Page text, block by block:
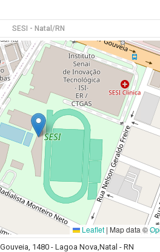
SESI - Natal/RN
Leaflet | Map data ©
1480 - Lagoa Nova,Natal - RN